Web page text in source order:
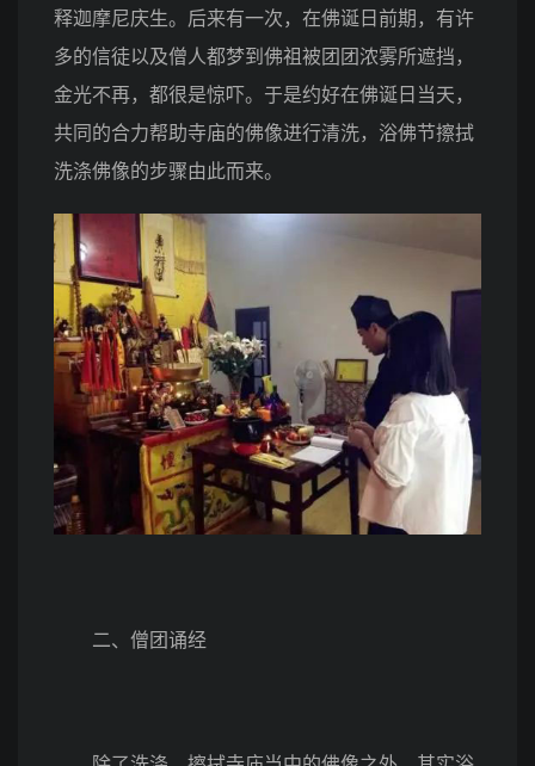
释迦摩尼庆生。后来有一次，在佛诞日前期，有许
多的信徒以及僧人都梦到佛祖被团团浓雾所遮挡，
金光不再，都很是惊吓。于是约好在佛诞日当天，
共同的合力帮助寺庙的佛像进行清洗，浴佛节擦拭
洗涤佛像的步骤由此而来。
二、僧团诵经